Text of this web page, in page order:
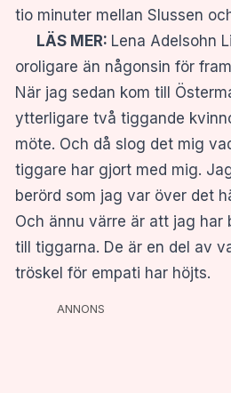
tio minuter mellan Slussen
LÄS MER: Lena Adelsohn
oroligare än någonsin för
När jag sedan kom till
ytterligare två tiggande
möte. Och då slog det mig
tiggare har gjort med mig.
berörd som jag var över det
Och ännu värre är att jag har
till tiggarna. De är en del av
tröskel för empati har höjts.
ANNONS